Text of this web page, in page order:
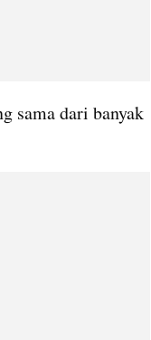
sama dari banyak